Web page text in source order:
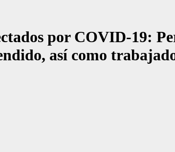
por COVID-19:
así como